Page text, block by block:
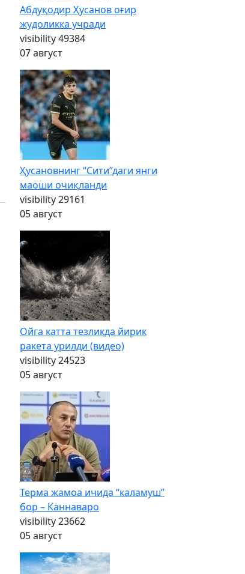
Абдуқодир Ҳусанов оғир
жудоликка учради
visibility49384
07 август
Ҳусановнинг “Сити”даги янги
маоши очиқланди
visibility29161
05 август
Ойга катта тезликда йирик
ракета урилди (видео)
visibility24523
05 август
Терма жамоа ичида “каламуш”
бор – Каннаваро
visibility23662
05 август